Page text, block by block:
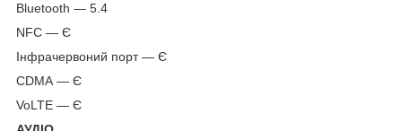
Bluetooth — 5.4
NFC — Є
Інфрачервоний порт — Є
CDMA — Є
VoLTE — Є